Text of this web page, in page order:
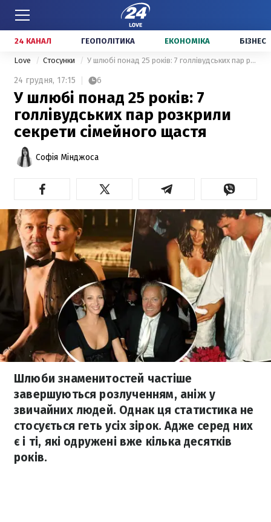
24 КАНАЛ ГЕОПОЛІТИКА ЕКОНОМІКА БІЗНЕС
Love Стосунки У шлюбі понад 25 років: 7 голлівудських пар розкрили секрети сімейного щастя
24 грудня, 17:15 6
У шлюбі понад 25 років: 7
голлівудських пар розкрили
секрети сімейного щастя
Софія Мінджоса
Шлюби знаменитостей частіше
завершуються розлученням, аніж у
звичайних людей. Однак ця статистика не
стосується геть усіх зірок. Адже серед них
є і ті, які одружені вже кілька десятків
років.